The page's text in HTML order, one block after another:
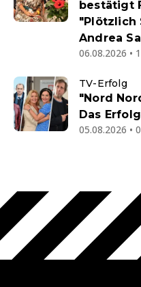
bestätigt
"Plötzlich
Andrea
06.08.2026 •
TV-Erfolg
"Nord
Das
05.08.2026 •